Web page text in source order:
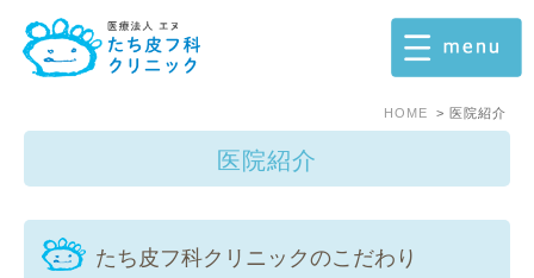
HOME 医院紹介
医院紹介
たち皮フ科クリニックのこだわり